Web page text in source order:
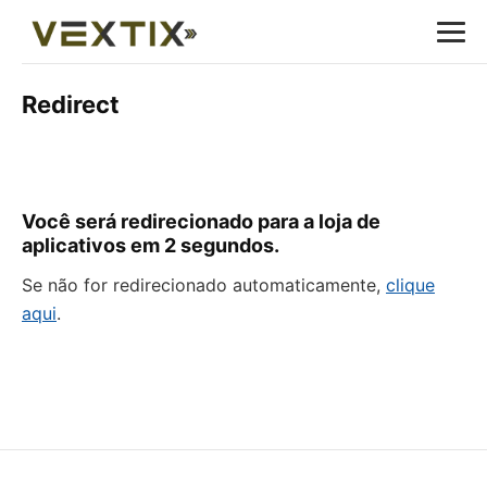
Redirect
Você será redirecionado para a loja de
aplicativos em 2segundos.
Se não for redirecionado automaticamente, clique
aqui.